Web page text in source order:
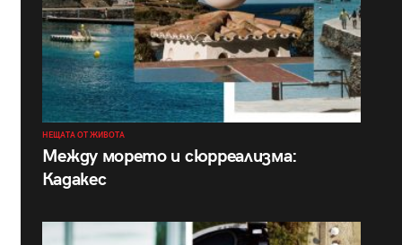
НЕЩАТА ОТ ЖИВОТА
Между морето и сюрреализма:
Кадакес